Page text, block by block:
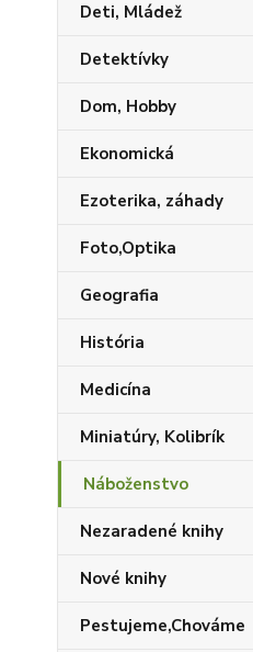
Deti, Mládež
Detektívky
Dom, Hobby
Ekonomická
Ezoterika, záhady
Foto,Optika
Geografia
História
Medicína
Miniatúry, Kolibrík
Náboženstvo
Nezaradené knihy
Nové knihy
Pestujeme,Chováme